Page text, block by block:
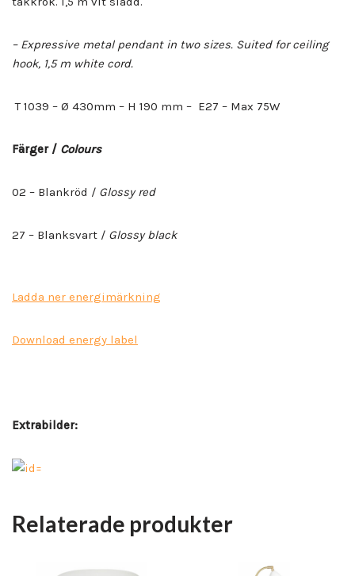
– Expressive metal pendant in two sizes. Suited for ceiling
hook, 1,5 m white cord.
T 1039 – Ø 430mm – H 190 mm – E27 – Max 75W
Färger / Colours
02 – Blankröd / Glossy red
27 – Blanksvart / Glossy black
Ladda ner energimärkning
Download energy label
Extrabilder:
Relaterade produkter